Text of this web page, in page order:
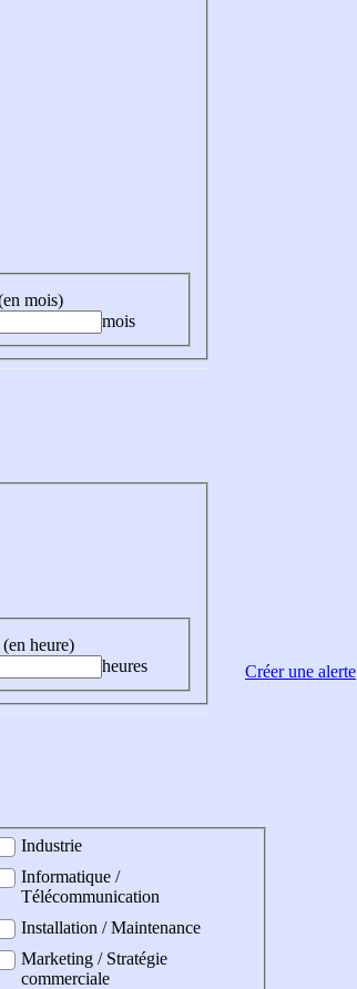
mois)
mois
heure)
heures
Industrie
Informatique /
Télécommunication
Installation / Maintenance
Marketing / Stratégie
commerciale
Créer une alerte